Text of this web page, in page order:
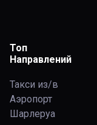
Топ
Направлений
Такси из/в
Аэропорт
Шарлеруа